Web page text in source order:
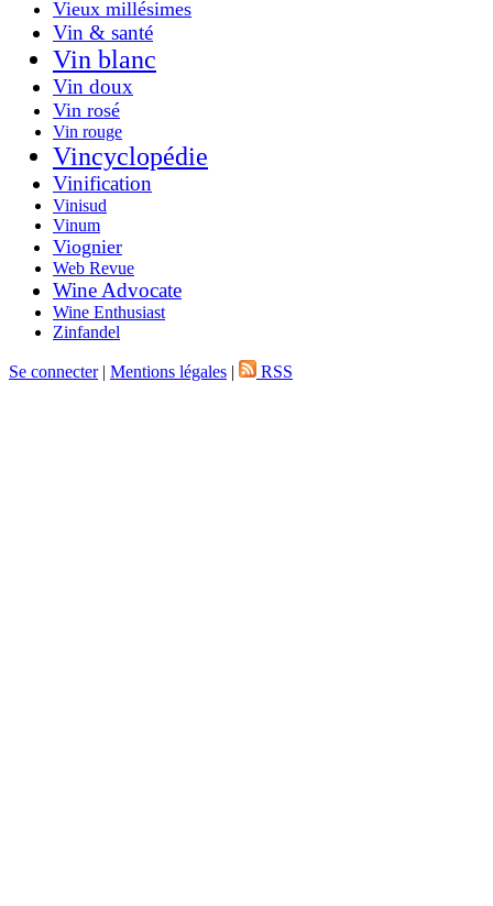
Vieux millésimes
Vin & santé
Vin blanc
Vin doux
Vin rosé
Vin rouge
Vincyclopédie
Vinification
Vinisud
Vinum
Viognier
Web Revue
Wine Advocate
Wine Enthusiast
Zinfandel
Se connecter| Mentions légales | RSS